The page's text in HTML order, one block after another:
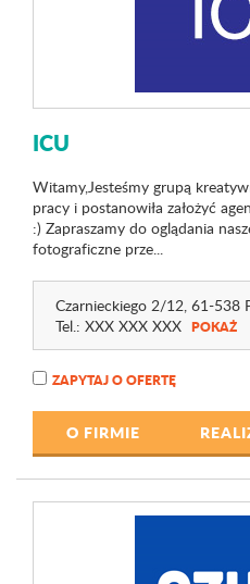
ICU
Witamy,Jesteśmy grupą
pracy i postanowiła założyć
:) Zapraszamy do oglądania
fotograficzne prze...
Czarnieckiego 2/12, 61-538
Tel.: XXX XXX XXX POKAŻ
ZAPYTAJ O OFERTĘ
O FIRMIE